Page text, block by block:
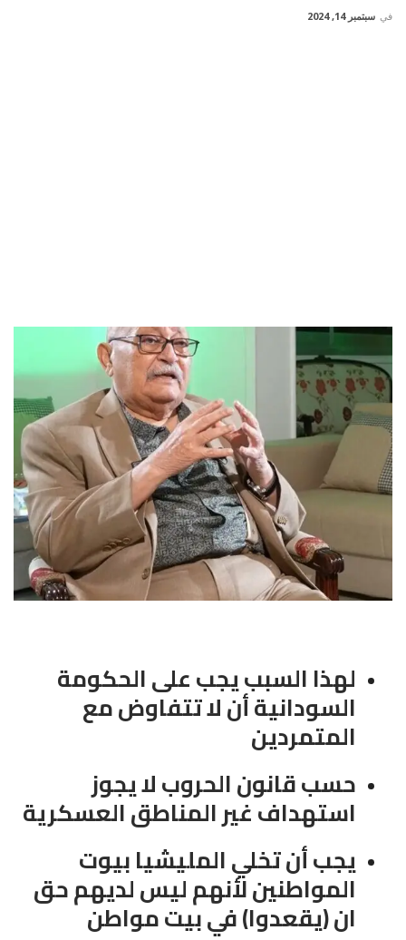
في سبتمبر 14, 2024
لهذا السبب يجب على الحكومة
السودانية أن لا تتفاوض مع
المتمردين
حسب قانون الحروب لا يجوز
استهداف غير المناطق العسكرية
يجب أن تخلي المليشيا بيوت
المواطنين لأنهم ليس لديهم حق
ان (يقعدوا) في بيت مواطن